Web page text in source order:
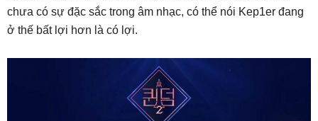
chưa có sự đặc sắc trong âm nhạc, có thể nói Kep1er đang
ở thế bất lợi hơn là có lợi.